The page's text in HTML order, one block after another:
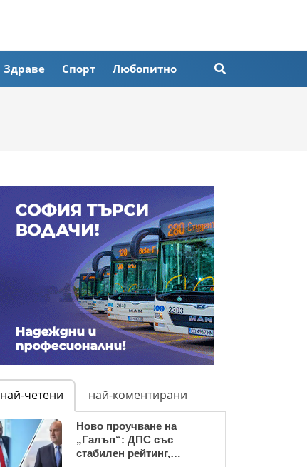
Здраве Спорт Любопитно
най-четени най-коментирани
Ново проучване на
„Галъп“: ДПС със
стабилен рейтинг,